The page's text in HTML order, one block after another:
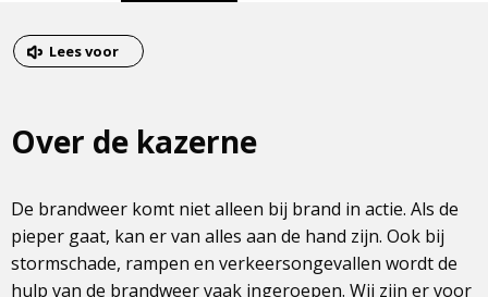
menu:
van
het
Dit
externe
Lees voor
Over de kazerne
De brandweer komt niet alleen bij brand in actie. Als de
pieper gaat, kan er van alles aan de hand zijn. Ook bij
stormschade, rampen en verkeersongevallen wordt de
hulp van de brandweer vaak ingeroepen. Wij zijn er voor